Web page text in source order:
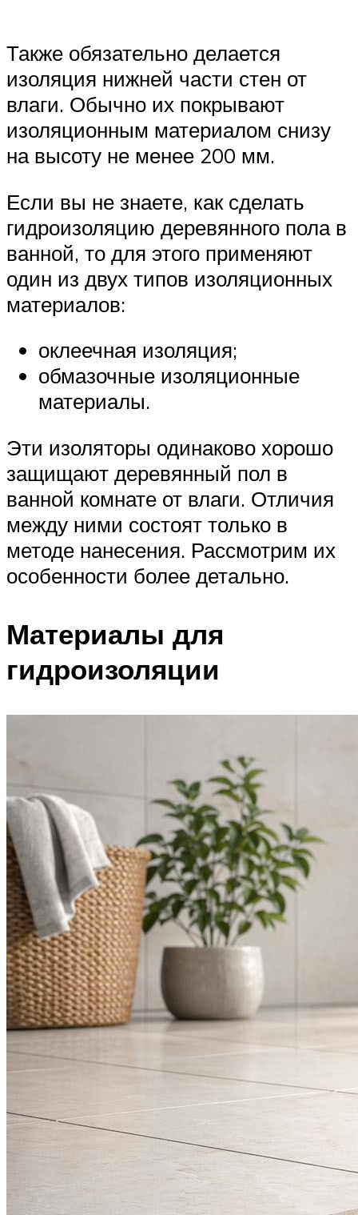
Также обязательно делается
изоляция нижней части стен от
влаги. Обычно их покрывают
изоляционным материалом снизу
на высоту не менее 200 мм.
Если вы не знаете, как сделать
гидроизоляцию деревянного пола в
ванной, то для этого применяют
один из двух типов изоляционных
материалов:
оклеечная изоляция;
обмазочные изоляционные
материалы.
Эти изоляторы одинаково хорошо
защищают деревянный пол в
ванной комнате от влаги. Отличия
между ними состоят только в
методе нанесения. Рассмотрим их
особенности более детально.
Материалы для
гидроизоляции